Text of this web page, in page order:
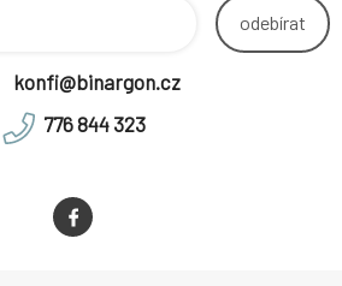
odebírat
konfi@binargon.cz
776 844 323